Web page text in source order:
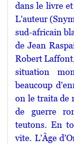
dans le livre
L’auteur
sud-africain
de Jean
Robert
situation
beaucoup
on le traita de
de guerre
teutons. En
vite. L’Âge